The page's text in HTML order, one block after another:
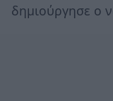
δημιούργησε ο